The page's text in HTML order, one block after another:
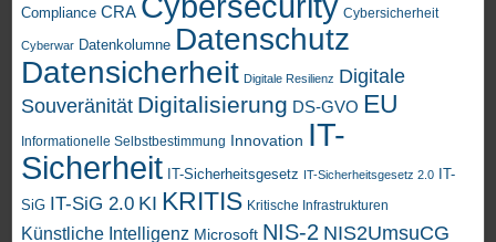
Compliance CRA Cybersicherheit
Cyberwar Datenkolumne Datenschutz
Datensicherheit Digitale Resilienz Digitale
Souveränität Digitalisierung DS-GVO EU
Informationelle Selbstbestimmung Innovation IT-
Sicherheit IT-Sicherheitsgesetz IT-Sicherheitsgesetz 2.0
IT-
SiG IT-SiG 2.0 KI KRITIS Kritische Infrastrukturen
Künstliche Intelligenz Microsoft NIS-2 NIS2UmsuCG